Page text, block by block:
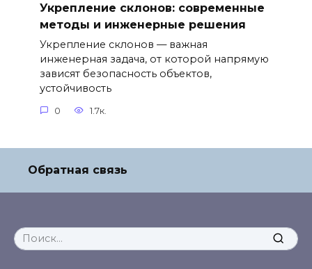
Укрепление склонов: современные
методы и инженерные решения
Укрепление склонов — важная
инженерная задача, от которой напрямую
зависят безопасность объектов,
устойчивость
0 1.7к.
Обратная связь
Search
for: